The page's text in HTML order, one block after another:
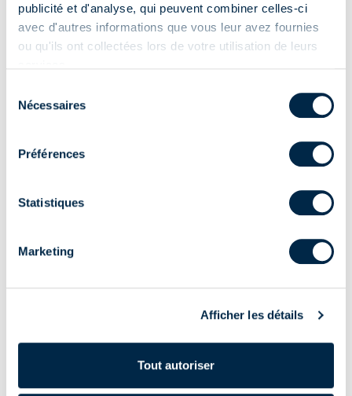
publicité et d'analyse, qui peuvent combiner celles-ci
avec d'autres informations que vous leur avez fournies
ou qu'ils ont collectées lors de votre utilisation de leurs
Nécessaires
Préférences
Statistiques
Marketing
Afficher les détails
Tout autoriser
Moteurs
Émetteurs
Récepteurs et coffrets
Systèmes domotiques
Câble de réglage universel
course électroniques avec fil
blanc.
Horloges